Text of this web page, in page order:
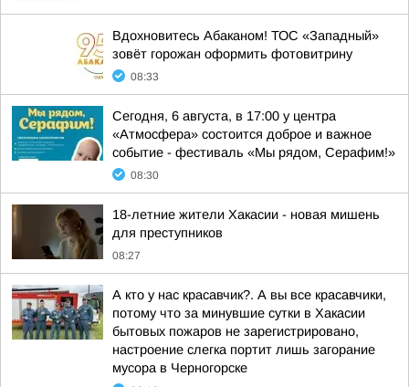
Вдохновитесь Абаканом! ТОС «Западный»
зовёт горожан оформить фотовитрину
08:33
Сегодня, 6 августа, в 17:00 у центра
«Атмосфера» состоится доброе и важное
событие - фестиваль «Мы рядом, Серафим!»
08:30
18-летние жители Хакасии - новая мишень
для преступников
08:27
А кто у нас красавчик?. А вы все красавчики,
потому что за минувшие сутки в Хакасии
бытовых пожаров не зарегистрировано,
настроение слегка портит лишь загорание
мусора в Черногорске